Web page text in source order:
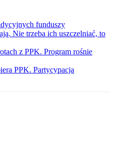
funduszy
Nie trzeba ich uszczelniać, to
z PPK. Program rośnie
PPK. Partycypacja